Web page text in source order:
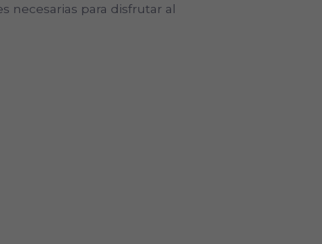
necesarias para disfrutar al